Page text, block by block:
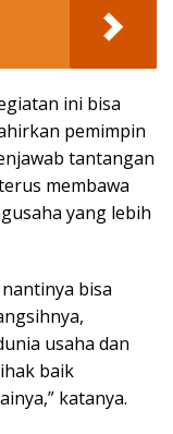
ini bisa
pemimpin
tantangan
membawa
yang lebih
bisa
usaha dan
baik
katanya.